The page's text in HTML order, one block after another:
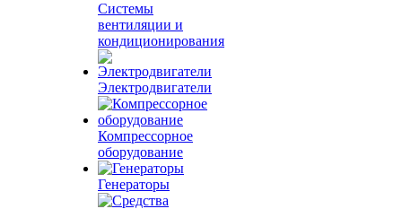
Системы
вентиляции и
кондиционирования
Электродвигатели
Компрессорное
оборудование
Генераторы